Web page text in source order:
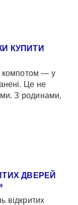
КУПИТИ
компотом — у
Це не
З родинами,
ДВЕРЕЙ
відкритих